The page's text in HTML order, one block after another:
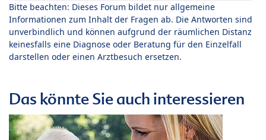
Bitte beachten: Dieses Forum bildet nur allgemeine
Informationen zum Inhalt der Fragen ab. Die Antworten sind
unverbindlich und können aufgrund der räumlichen Distanz
keinesfalls eine Diagnose oder Beratung für den Einzelfall
darstellen oder einen Arztbesuch ersetzen.
Das könnte Sie auch interessieren